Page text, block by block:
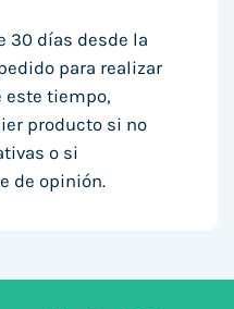
30 días desde la
para realizar
este tiempo,
producto si no
o si
de opinión.